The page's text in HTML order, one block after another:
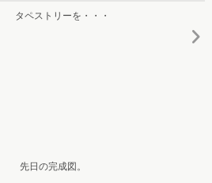
タペストリーを・・・
先日の完成図。